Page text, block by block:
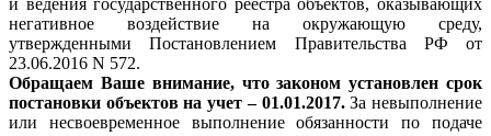
негативное воздействие на окружающую среду,
утвержденными Постановлением Правительства РФ от
23.06.2016 N 572.
Обращаем Ваше внимание, что законом установлен срок
постановки объектов на учет – 01.01.2017.За невыполнение
или несвоевременное выполнение обязанности по подаче